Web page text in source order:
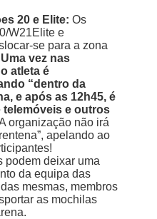
20 e Elite: Os
W21Elite e
se para a zona
Uma vez nas
atleta é
“dentro da
e após as 12h45, é
telemóveis e outros
organização não irá
apelando ao
podem deixar uma
da equipa das
mesmas, membros
as mochilas